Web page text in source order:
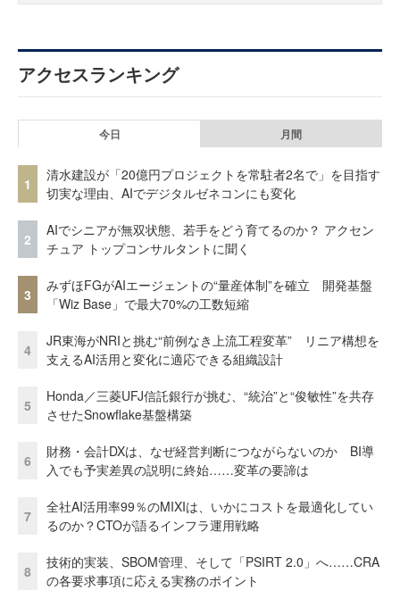
アクセスランキング
今日 月間
1
清水建設が「20億円プロジェクトを常駐者2名で」を目指す
切実な理由、AIでデジタルゼネコンにも変化
2
AIでシニアが無双状態、若手をどう育てるのか？ アクセン
チュア トップコンサルタントに聞く
3
みずほFGがAIエージェントの“量産体制”を確立 開発基盤
「Wiz Base」で最大70%の工数短縮
4
JR東海がNRIと挑む“前例なき上流工程変革” リニア構想を
支えるAI活用と変化に適応できる組織設計
5
Honda／三菱UFJ信託銀行が挑む、“統治”と“俊敏性”を共存
させたSnowflake基盤構築
6
財務・会計DXは、なぜ経営判断につながらないのか BI導
入でも予実差異の説明に終始……変革の要諦は
7
全社AI活用率99％のMIXIは、いかにコストを最適化してい
るのか？CTOが語るインフラ運用戦略
8
技術的実装、SBOM管理、そして「PSIRT 2.0」へ……CRA
の各要求事項に応える実務のポイント